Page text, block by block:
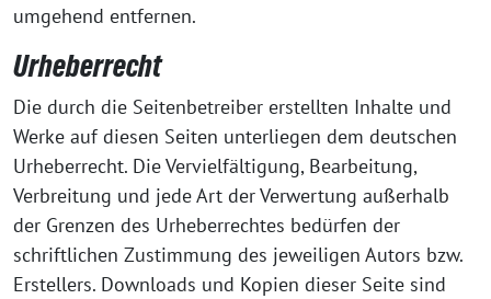
umgehend entfernen.
Urheberrecht
Die durch die Seitenbetreiber erstellten Inhalte und
Werke auf diesen Seiten unterliegen dem deutschen
Urheberrecht. Die Vervielfältigung, Bearbeitung,
Verbreitung und jede Art der Verwertung außerhalb
der Grenzen des Urheberrechtes bedürfen der
schriftlichen Zustimmung des jeweiligen Autors bzw.
Erstellers. Downloads und Kopien dieser Seite sind